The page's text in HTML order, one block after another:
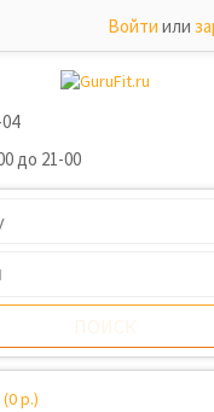
Войти или
до 21-00
р.)